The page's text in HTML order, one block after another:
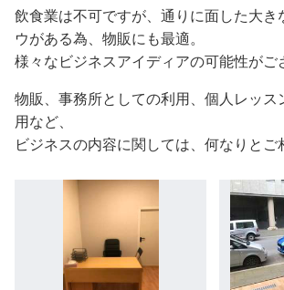
飲食業は不可ですが、通りに面した大き
ウがある為、物販にも最適。
様々なビジネスアイディアの可能性がご
物販、事務所としての利用、個人レッス
用など、
ビジネスの内容に関しては、何なりとご